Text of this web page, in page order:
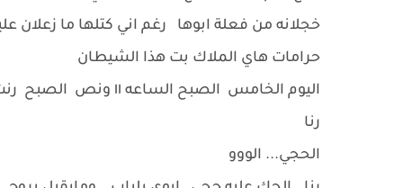
خجلانه من فعلة ابوها رغم اني كتلها ما زعلان
حرامات هاي الملاك بت هذا الشيطان
اليوم الخامس الصبح الساعه ١١ ونص الصبح رنت عليه
رنا
الحجي... الووو